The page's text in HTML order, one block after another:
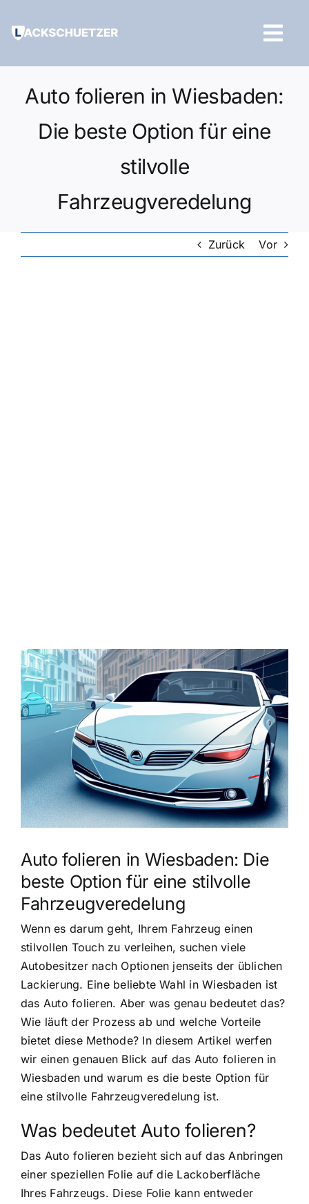
Inhalt
Auto folieren in Wiesbaden:
Die beste Option für eine
stilvolle
Fahrzeugveredelung
Zurück Vor
Zeige
grösseres
Bild
Auto folieren in Wiesbaden: Die
beste Option für eine stilvolle
Fahrzeugveredelung
Wenn es darum geht, Ihrem Fahrzeug einen
stilvollen Touch zu verleihen, suchen viele
Autobesitzer nach Optionen jenseits der üblichen
Lackierung. Eine beliebte Wahl in Wiesbaden ist
das Auto folieren. Aber was genau bedeutet das?
Wie läuft der Prozess ab und welche Vorteile
bietet diese Methode? In diesem Artikel werfen
wir einen genauen Blick auf das Auto folieren in
Wiesbaden und warum es die beste Option für
eine stilvolle Fahrzeugveredelung ist.
Was bedeutet Auto folieren?
Das Auto folieren bezieht sich auf das Anbringen
einer speziellen Folie auf die Lackoberfläche
Ihres Fahrzeugs. Diese Folie kann entweder